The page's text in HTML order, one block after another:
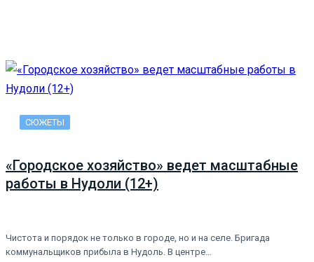
СЮЖЕТЫ
«Городское хозяйство» ведет масштабные
работы в Нудоли (12+)
Чистота и порядок не только в городе, но и на селе. Бригада
коммунальщиков прибыла в Нудоль. В центре…